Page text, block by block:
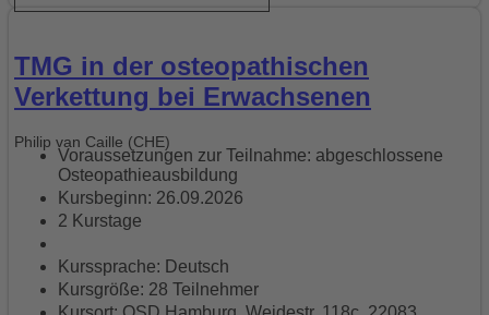
TMG in der osteopathischen
Verkettung bei Erwachsenen
Philip van Caille (CHE)
Voraussetzungen zur Teilnahme: abgeschlossene
Osteopathieausbildung
Kursbeginn: 26.09.2026
2 Kurstage
Kurssprache: Deutsch
Kursgröße: 28 Teilnehmer